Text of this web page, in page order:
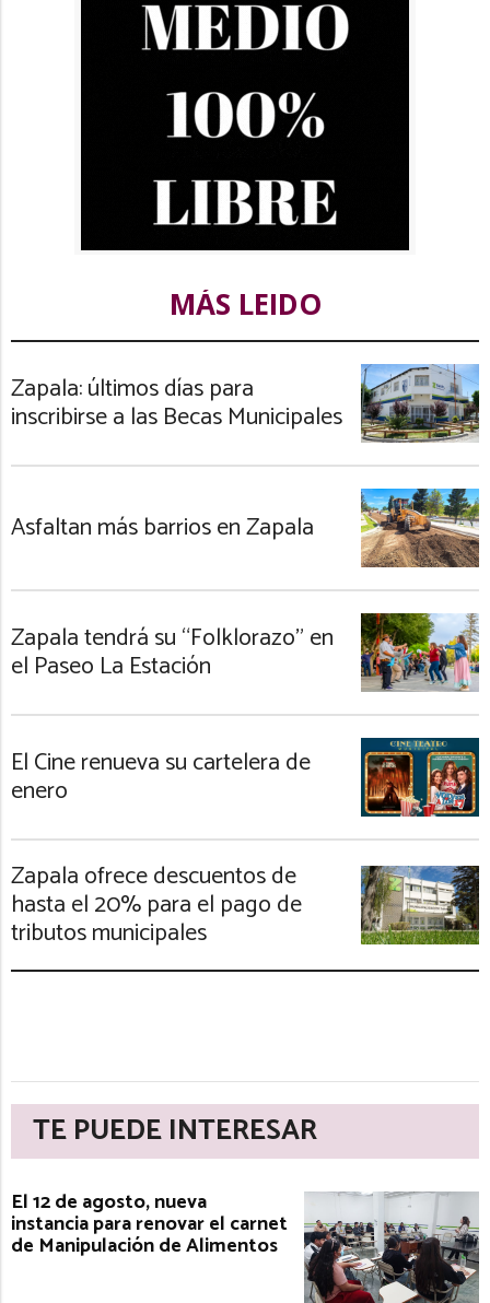
MÁS LEIDO
Zapala: últimos días para
inscribirse a las Becas Municipales
Asfaltan más barrios en Zapala
Zapala tendrá su “Folklorazo” en
el Paseo La Estación
El Cine renueva su cartelera de
enero
Zapala ofrece descuentos de
hasta el 20% para el pago de
tributos municipales
TE PUEDE INTERESAR
El 12 de agosto, nueva
instancia para renovar el carnet
de Manipulación de Alimentos